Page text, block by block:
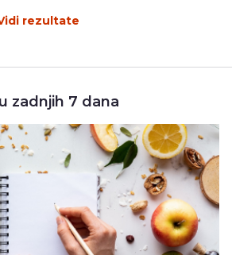
rezultate
zadnjih 7 dana